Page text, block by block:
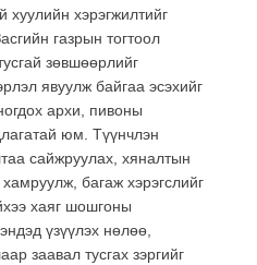
хуулийн хэрэгжилтийг
газрын тогтоол
зөвшөөрлийг
явуулж байгаа эсэхийг
архи, пивоны
юм. Түүнчлэн
сайжруулах, хяналтын
багаж хэрэгслийг
хаяг шошгоны
үзүүлэх нөлөө,
заавал тусгах зэргийг